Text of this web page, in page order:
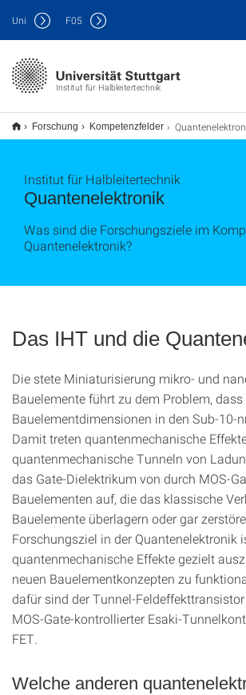
Institut für Halbleitertechnik
Uni F05
Forschung Kompetenzfelder
Quantenelektronik
Institut für Halbleitertechnik
Was sind die Forschungsziele im
Quantenelektronik?
Das IHT und die
Die stete Miniaturisierung mikro- und
Bauelemente führt zu dem Problem,
Bauelementdimensionen in den Sub-10-
Damit treten quantenmechanische
quantenmechanische Tunneln von
das Gate-Dielektrikum von durch MOS-
Bauelementen auf, die das klassische
Bauelemente überlagern oder gar
Forschungsziel in der Quantenelektronik
quantenmechanische Effekte gezielt
neuen Bauelementkonzepten zu
dafür sind der Tunnel-Feldeffekttransistor
MOS-Gate-kontrollierter Esaki-
FET.
Welche anderen